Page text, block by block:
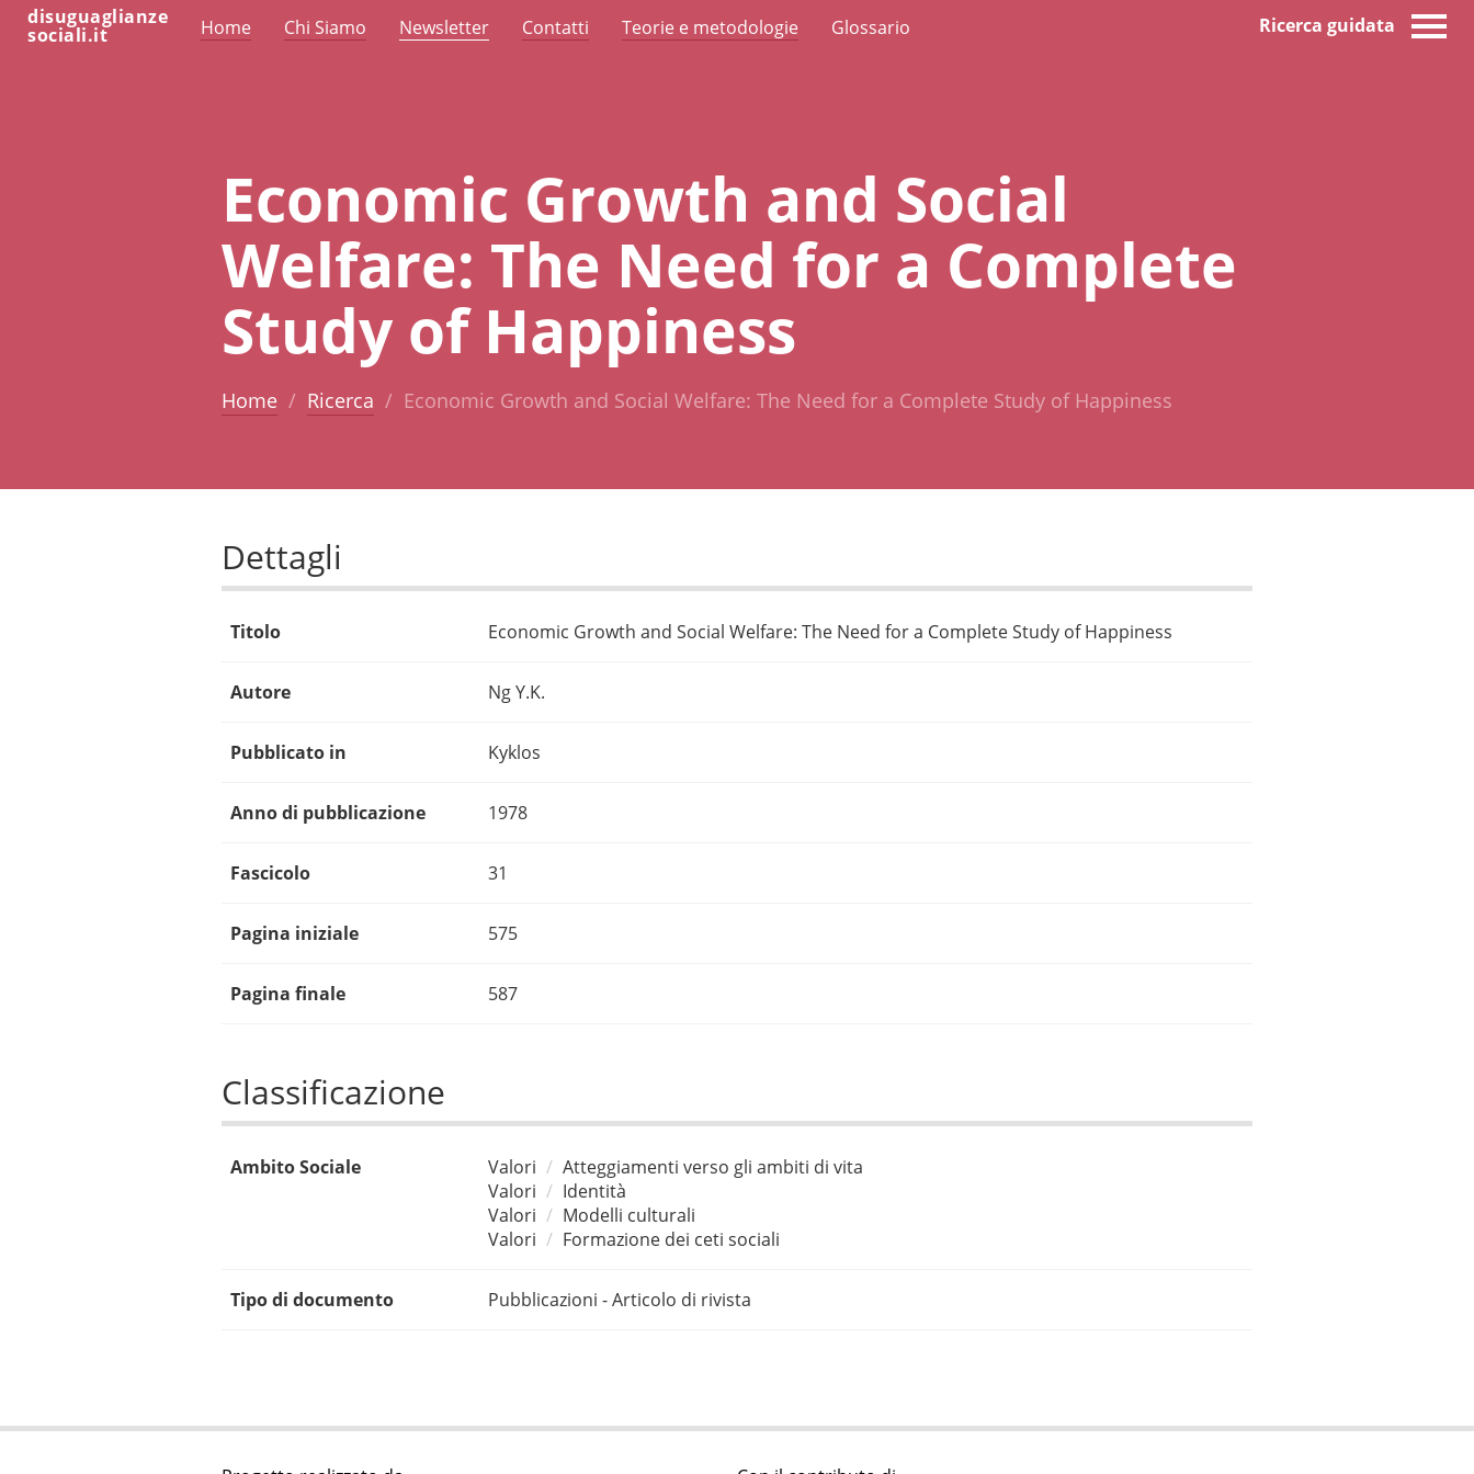
disuguaglianze
sociali.it Home Chi Siamo Newsletter Contatti Teorie e metodologie Glossario Ricerca guidata
Economic Growth and Social
Welfare: The Need for a Complete
Study of Happiness
Home Ricerca Economic Growth and Social Welfare: The Need for a Complete Study of Happiness
Dettagli
Titolo Economic Growth and Social Welfare: The Need for a Complete Study of Happiness
Autore Ng Y.K.
Pubblicato in Kyklos
Anno di pubblicazione 1978
Fascicolo 31
Pagina iniziale 575
Pagina finale 587
Classificazione
Ambito Sociale Valori
Atteggiamenti verso gli ambiti di vita
Valori
Identità
Valori
Modelli culturali
Valori
Formazione dei ceti sociali
Tipo di documento Pubblicazioni - Articolo di rivista